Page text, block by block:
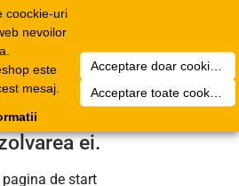
coockie-uri
nevoilor
este
mesaj.
Acceptare doar cookierurile necesare
Acceptare toate cookieurilor
aparut o problema
noastra se va ocupa de
ei.
pagina de start